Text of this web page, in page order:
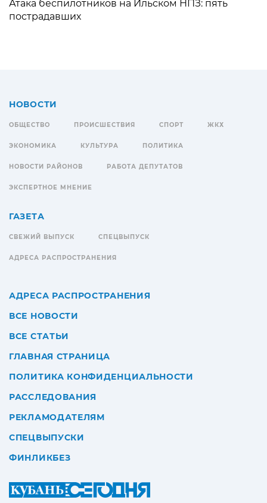
Атака беспилотников на Ильском НПЗ: пять
пострадавших
НОВОСТИ
ОБЩЕСТВО ПРОИСШЕСТВИЯ СПОРТ ЖКХ
ЭКОНОМИКА КУЛЬТУРА ПОЛИТИКА
НОВОСТИ РАЙОНОВ РАБОТА ДЕПУТАТОВ
ЭКСПЕРТНОЕ МНЕНИЕ
ГАЗЕТА
СВЕЖИЙ ВЫПУСК СПЕЦВЫПУСК
АДРЕСА РАСПРОСТРАНЕНИЯ
АДРЕСА РАСПРОСТРАНЕНИЯ
ВСЕ НОВОСТИ
ВСЕ СТАТЬИ
ГЛАВНАЯ СТРАНИЦА
ПОЛИТИКА КОНФИДЕНЦИАЛЬНОСТИ
РАССЛЕДОВАНИЯ
РЕКЛАМОДАТЕЛЯМ
СПЕЦВЫПУСКИ
ФИНЛИКБЕЗ